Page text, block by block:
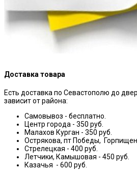
Доставка товара
Есть доставка по Севастополю до
зависит от района:
Самовывоз - бесплатно.
Центр города - 350 руб.
Малахов Курган - 350 руб.
Острякова, пт Победы,
Стрелецкая - 400 руб.
Летчики, Камышовая - 450 руб.
Казачья - 600 руб.